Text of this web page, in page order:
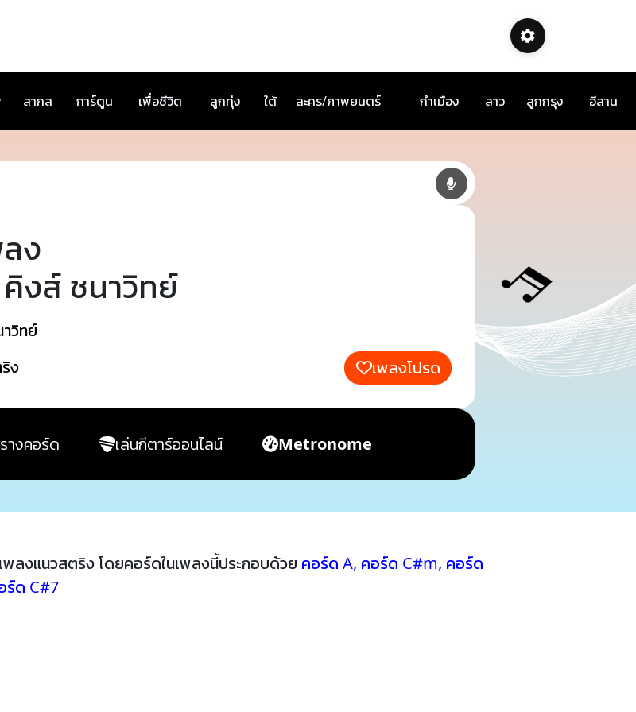
สากล การ์ตูน เพื่อชีวิต ลูกทุ่ง ใต้ ละคร/ภาพยนตร์ กำเมือง ลาว ลูกกรุง อีสาน
ง
งส์ ชนาวิทย์
วิทย์
ง เพลงโปรด
างคอร์ด เล่นกีตาร์ออนไลน์ Metronome
พลงแนวสตริง โดยคอร์ดในเพลงนี้ประกอบด้วย คอร์ด A, คอร์ด C#m, คอร์ด
ร์ด C#7